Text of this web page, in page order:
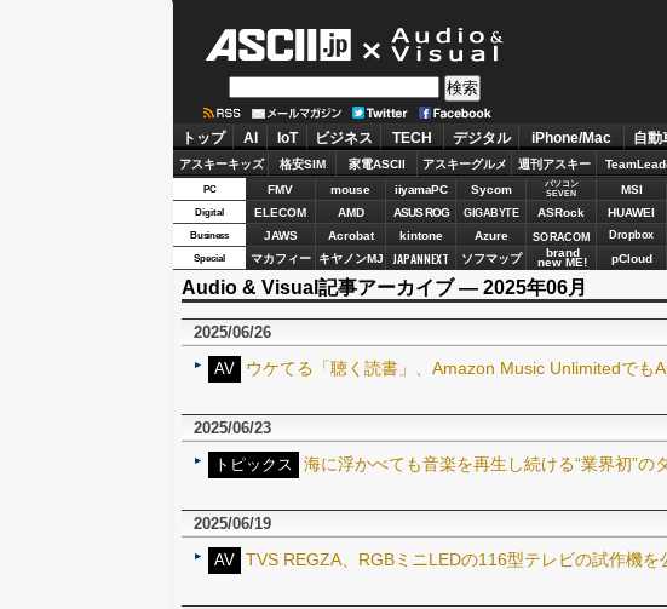
Audio&Visual
トップ AI IoT ビジネス TECH デジタル iPhone/Mac 自動
アスキーキッズ 格安SIM 家電ASCII アスキーグルメ 週刊アスキー
PC FMV mouse iiyamaPC Sycom
パソコン
SEVEN
MSI
Digital ELECOM AMD ASUS ROG GIGABYTE ASRock HUAWEI
Business JAWS Acrobat kintone Azure SORACOM Dropbox
Special マカフィー キヤノンMJ JAPANNEXT ソフマップ brand
new ME! pCloud
Audio & Visual記事アーカイブ ― 2025年06月
2025/06/26
AV
ウケてる「聴く読書」、Amazon Music Unlimitedでも
2025/06/23
トピックス
海に浮かべても音楽を再生し続ける“業界初”
2025/06/19
AV TVS REGZA、RGBミニLEDの116型テレビの試作機を